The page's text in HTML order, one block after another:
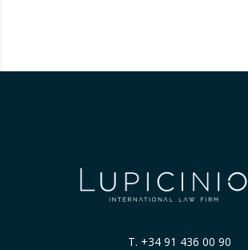
T. +34 91 436 00 90